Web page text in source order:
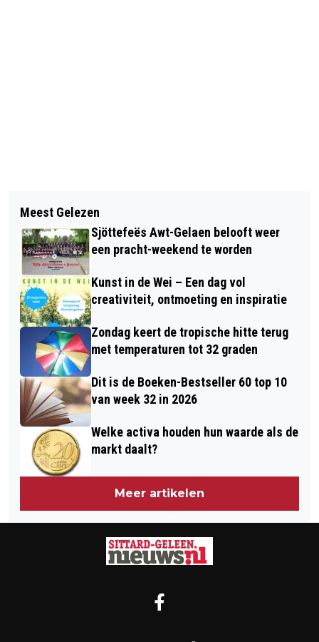
VAN KUL PÈS KULTUUR: IN VERBANDJ
MIT DE VEKANS DITS MAOL WEIER
EIN ‘AWDJE’
DANKJEWEL AAN IEDEREEN DIE ZICH
INZET VOOR SITTARD-GELEEN
Meest Gelezen
Sjöttefeës Awt-Gelaen belooft weer
een pracht-weekend te worden
Kunst in de Wei – Een dag vol
creativiteit, ontmoeting en inspiratie
Zondag keert de tropische hitte terug
met temperaturen tot 32 graden
Dit is de Boeken-Bestseller 60 top 10
van week 32 in 2026
Welke activa houden hun waarde als de
markt daalt?
Meer artikelen